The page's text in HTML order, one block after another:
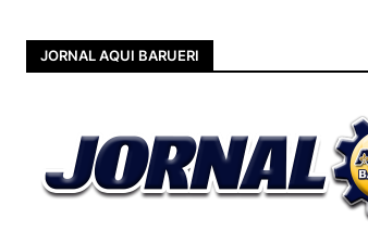
JORNAL AQUI BARUERI